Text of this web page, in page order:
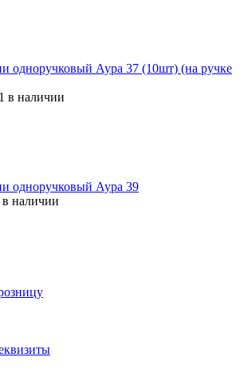
одноручковый Аура 37 (10шт) (на ручке
в наличии
одноручковый Аура 39
в наличии